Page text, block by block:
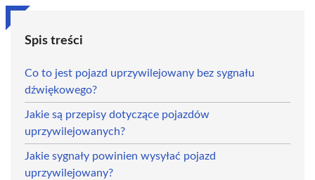
Spis treści
Co to jest pojazd uprzywilejowany bez sygnału
dźwiękowego?
Jakie są przepisy dotyczące pojazdów
uprzywilejowanych?
Jakie sygnały powinien wysyłać pojazd
uprzywilejowany?